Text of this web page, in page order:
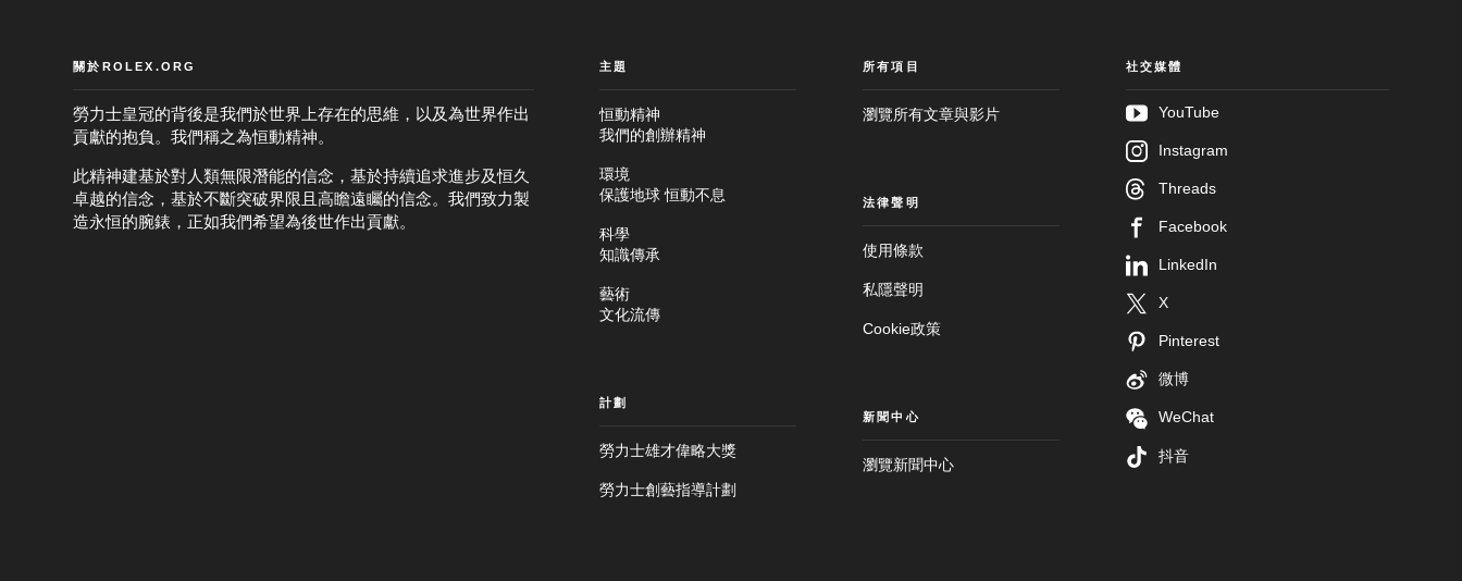
跳
關於ROLEX.ORG
勞力士皇冠的背後是我們於世界上存在的思維，以及為世界作出
貢獻的抱負。我們稱之為恒動精神。
此精神建基於對人類無限潛能的信念，基於持續追求進步及恒久
卓越的信念，基於不斷突破界限且高瞻遠矚的信念。我們致力製
造永恒的腕錶，正如我們希望為後世作出貢獻。
主題
恒動精神
我們的創辦精神
環境
保護地球 恒動不息
科學
知識傳承
藝術
文化流傳
計劃
勞力士雄才偉略大獎
勞力士創藝指導計劃
所有項目
瀏覽所有文章與影片
法律聲明
使用條款
私隱聲明
Cookie政策
新聞中心
瀏覽新聞中心
社交媒體
YouTube
Instagram
Threads
Facebook
LinkedIn
X
Pinterest
微博
WeChat
抖音